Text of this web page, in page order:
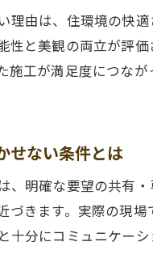
理由は、住環境の快
性と美観の両立が評
施工が満足度につな
せない条件とは
、明確な要望の共有
づきます。実際の現
十分にコミュニケー